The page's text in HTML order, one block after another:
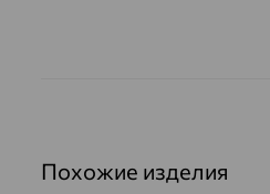
Похожие изделия